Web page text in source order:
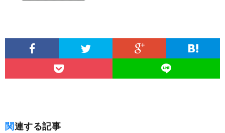
関連する記事